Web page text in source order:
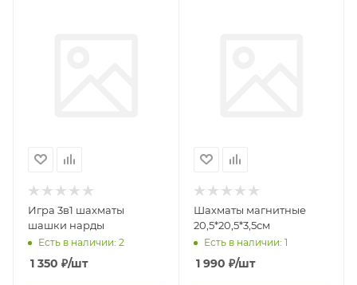
Игра 3в1 шахматы
шашки нарды
Есть в наличии: 2
1 350 ₽/шт
Шахматы магнитные
20,5*20,5*3,5см
Есть в наличии: 1
1 990 ₽/шт